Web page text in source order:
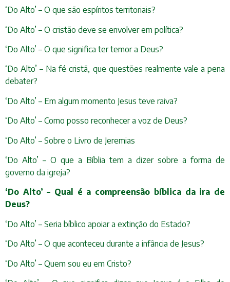
‘Do Alto’ – O que são espíritos territoriais?
‘Do Alto’ – O cristão deve se envolver em política?
‘Do Alto’ – O que significa ter temor a Deus?
‘Do Alto’ – Na fé cristã, que questões realmente vale a pena
debater?
‘Do Alto’ – Em algum momento Jesus teve raiva?
‘Do Alto’ – Como posso reconhecer a voz de Deus?
‘Do Alto’ – Sobre o Livro de Jeremias
‘Do Alto’ – O que a Bíblia tem a dizer sobre a forma de
governo da igreja?
‘Do Alto’ – Qual é a compreensão bíblica da ira de
Deus?
‘Do Alto’ – Seria bíblico apoiar a extinção do Estado?
‘Do Alto’ – O que aconteceu durante a infância de Jesus?
‘Do Alto’ – Quem sou eu em Cristo?